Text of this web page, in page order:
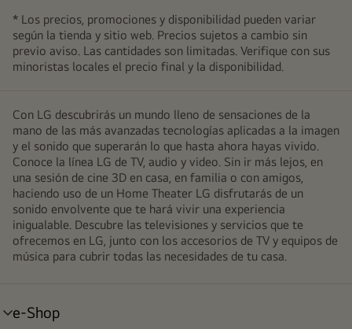
* Los precios, promociones y disponibilidad pueden variar
según la tienda y sitio web. Precios sujetos a cambio sin
previo aviso. Las cantidades son limitadas. Verifique con sus
minoristas locales el precio final y la disponibilidad.
Con LG descubrirás un mundo lleno de sensaciones de la
mano de las más avanzadas tecnologías aplicadas a la imagen
y el sonido que superarán lo que hasta ahora hayas vivido.
Conoce la línea LG de TV, audio y video. Sin ir más lejos, en
una sesión de cine 3D en casa, en familia o con amigos,
haciendo uso de un Home Theater LG disfrutarás de un
sonido envolvente que te hará vivir una experiencia
inigualable. Descubre las televisiones y servicios que te
ofrecemos en LG, junto con los accesorios de TV y equipos de
música para cubrir todas las necesidades de tu casa.
e-Shop
alternar